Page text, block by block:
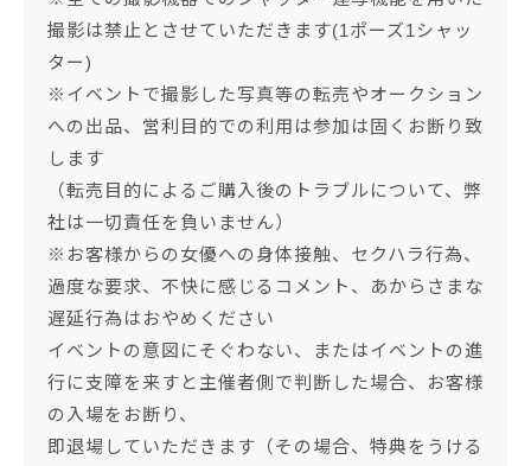
撮影は禁止とさせていただきます(1ポーズ1シャッ
ター)
※イベントで撮影した写真等の転売やオークション
への出品、営利目的での利用は参加は固くお断り致
します
（転売目的によるご購入後のトラブルについて、弊
社は一切責任を負いません）
※お客様からの女優への身体接触、セクハラ行為、
過度な要求、不快に感じるコメント、あからさまな
遅延行為はおやめください
イベントの意図にそぐわない、またはイベントの進
行に支障を来すと主催者側で判断した場合、お客様
の入場をお断り、
即退場していただきます（その場合、特典をうける